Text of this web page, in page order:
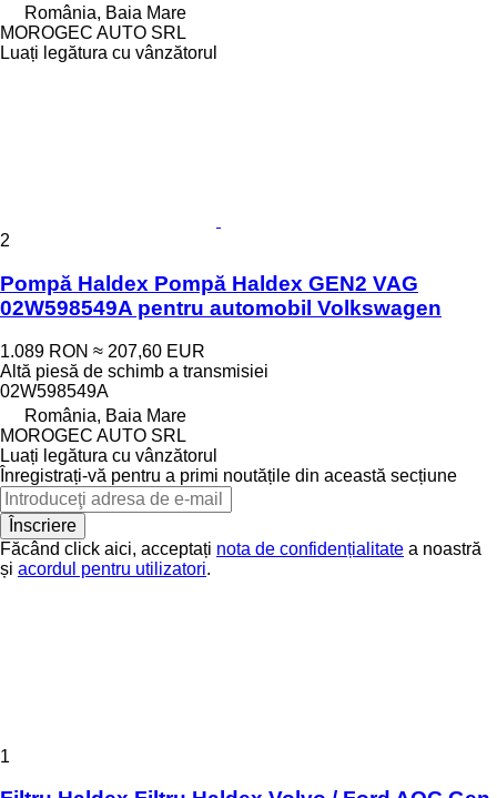
România, Baia Mare
MOROGEC AUTO SRL
Luați legătura cu vânzătorul
2
Pompă Haldex Pompă Haldex GEN2 VAG
02W598549A pentru automobil Volkswagen
1.089 RON ≈ 207,60 EUR
Altă piesă de schimb a transmisiei
02W598549A
România, Baia Mare
MOROGEC AUTO SRL
Luați legătura cu vânzătorul
Înregistrați-vă pentru a primi noutățile din această secțiune
Înscriere
Făcând click aici, acceptați nota de confidențialitate a noastră
și acordul pentru utilizatori.
1